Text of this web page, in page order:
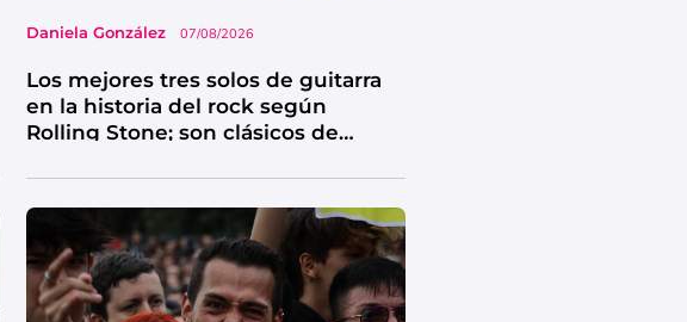
Daniela González 07/08/2026
Los mejores tres solos de guitarra
en la historia del rock según
Rolling Stone; son clásicos de